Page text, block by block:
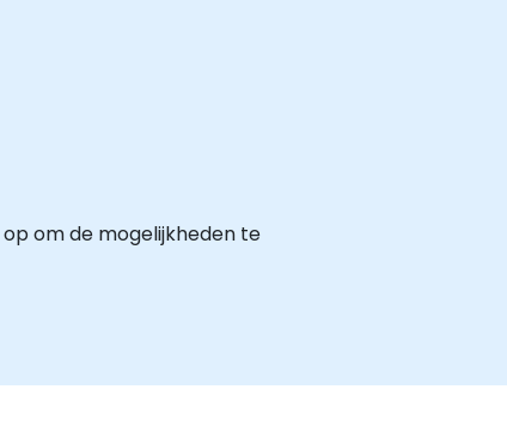
om de mogelijkheden te